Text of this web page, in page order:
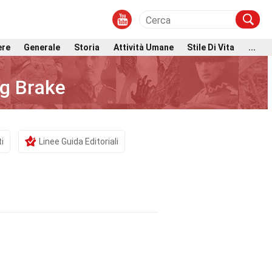
Generale Storia Attività Umane Stile Di Vita ...
Brake
Linee Guida Editoriali